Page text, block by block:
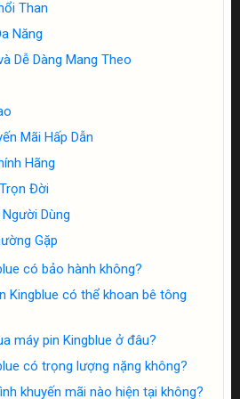
Than
Năng
Dễ Dàng Mang Theo
Mãi Hấp Dẫn
Hãng
Đời
Dùng
Gặp
có bảo hành không?
Kingblue có thể khoan bê tông
máy pin Kingblue ở đâu?
có trọng lượng nặng không?
khuyến mãi nào hiện tại không?